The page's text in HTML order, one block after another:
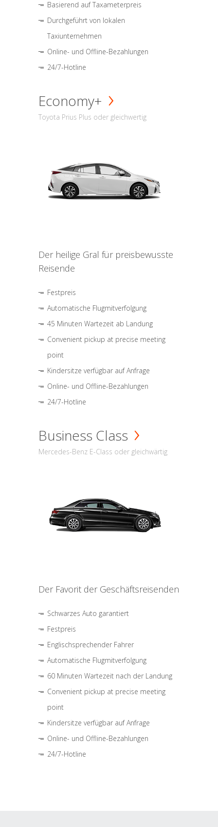
Basierend auf Taxameterpreis
Durchgeführt von lokalen
Taxiunternehmen
Online- und Offline-Bezahlungen
24/7-Hotline
Economy+
Toyota Prius Plus oder gleichwertig
Der heilige Gral für preisbewusste
Reisende
Festpreis
Automatische Flugmitverfolgung
45 Minuten Wartezeit ab Landung
Convenient pickup at precise meeting
point
Kindersitze verfügbar auf Anfrage
Online- und Offline-Bezahlungen
24/7-Hotline
Business Class
Mercedes-Benz E-Class oder gleichwärtig
Der Favorit der Geschäftsreisenden
Schwarzes Auto garantiert
Festpreis
Englischsprechender Fahrer
Automatische Flugmitverfolgung
60 Minuten Wartezeit nach der Landung
Convenient pickup at precise meeting
point
Kindersitze verfügbar auf Anfrage
Online- und Offline-Bezahlungen
24/7-Hotline